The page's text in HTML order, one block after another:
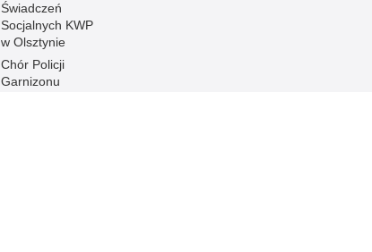
Świadczeń
Socjalnych KWP
w Olsztynie
Chór Policji
Garnizonu